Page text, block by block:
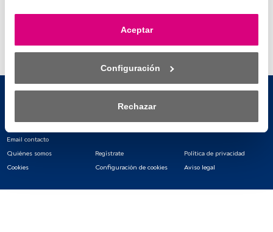
momento haciendo clic en el enlace «Preferencias de
privacidad» que aparece en la parte inferior de la página
la izquierda de la página web). Tus opciones tendrán
saber más, consulta nuestra política de privacidad.
datos para proporcionar:
activamente las características del dispositivo para su
identificación. Almacenar la información en un dispositivo
Aceptar
Configuración
Rechazar
Email contacto
Quiénes somos
Regístrate
Política de privacidad
Cookies
Configuración de cookies Aviso legal